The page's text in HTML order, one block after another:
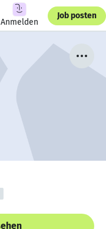
Anmelden
Job posten